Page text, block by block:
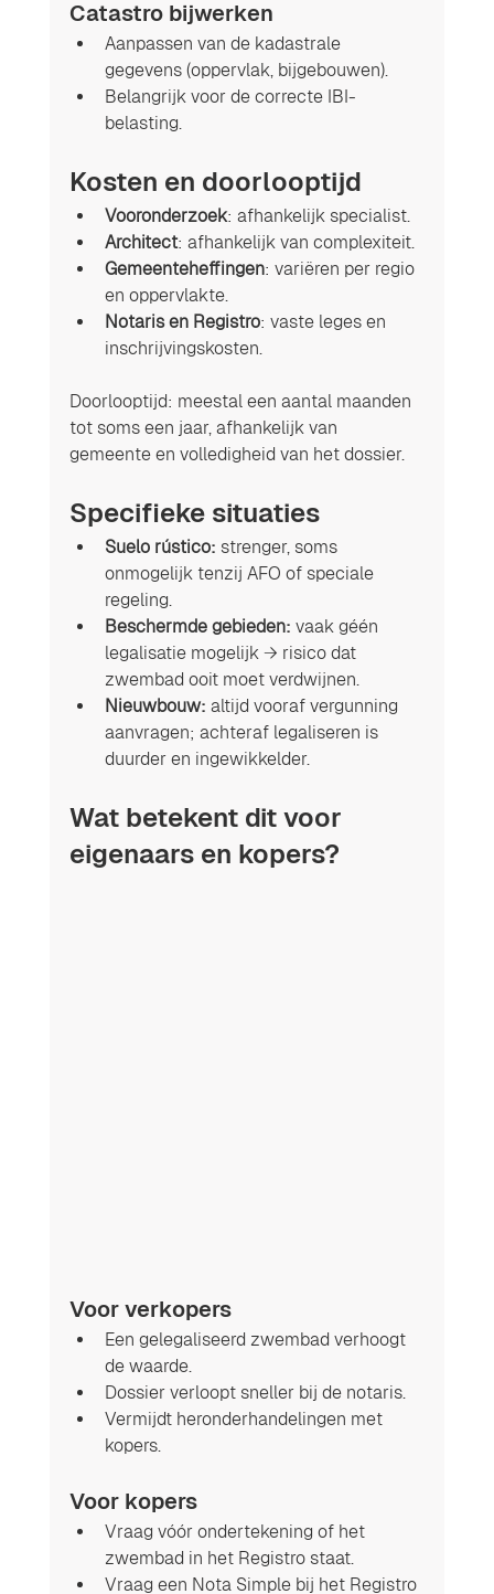
Catastro bijwerken
Aanpassen van de kadastrale
gegevens (oppervlak, bijgebouwen).
Belangrijk voor de correcte IBI-
belasting.
Kosten en doorlooptijd
Vooronderzoek: afhankelijk specialist.
Architect: afhankelijk van complexiteit.
Gemeenteheffingen: variëren per regio
en oppervlakte.
Notaris en Registro: vaste leges en
inschrijvingskosten.
Doorlooptijd: meestal een aantal maanden
tot soms een jaar, afhankelijk van
gemeente en volledigheid van het dossier.
Specifieke situaties
Suelo rústico: strenger, soms
onmogelijk tenzij AFO of speciale
regeling.
Beschermde gebieden: vaak géén
legalisatie mogelijk → risico dat
zwembad ooit moet verdwijnen.
Nieuwbouw: altijd vooraf vergunning
aanvragen; achteraf legaliseren is
duurder en ingewikkelder.
Wat betekent dit voor
eigenaars en kopers?
Voor verkopers
Een gelegaliseerd zwembad verhoogt
de waarde.
Dossier verloopt sneller bij de notaris.
Vermijdt heronderhandelingen met
kopers.
Voor kopers
Vraag vóór ondertekening of het
zwembad in het Registro staat.
Vraag een Nota Simple bij het Registro